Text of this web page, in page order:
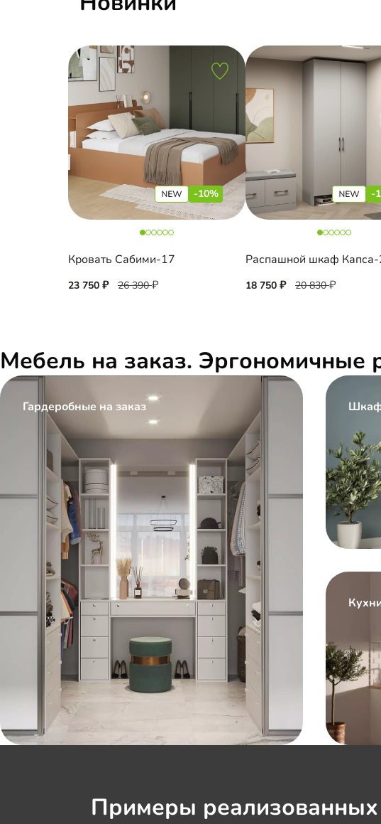
-10%
Кровать Сабими-17
23 750 26 390
-
18 750 20 830
Мебель на заказ. Эргономичные
Гардеробные на заказ
Примеры реализованных